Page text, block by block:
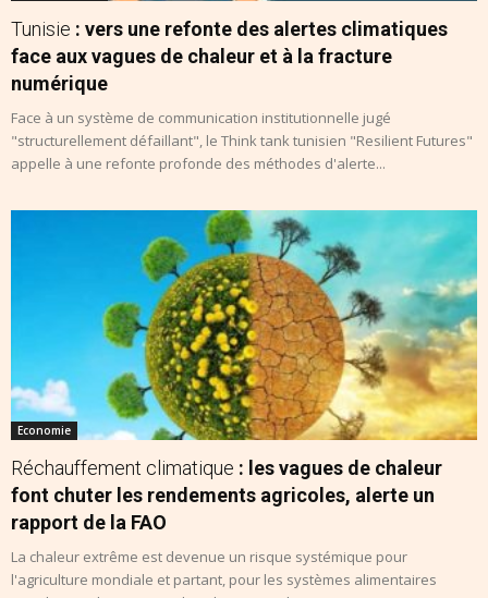
Tunisie : vers une refonte des alertes climatiques
face aux vagues de chaleur et à la fracture
numérique
Face à un système de communication institutionnelle jugé
"structurellement défaillant", le Think tank tunisien "Resilient Futures"
appelle à une refonte profonde des méthodes d'alerte...
Economie
Réchauffement climatique : les vagues de chaleur
font chuter les rendements agricoles, alerte un
rapport de la FAO
La chaleur extrême est devenue un risque systémique pour
l'agriculture mondiale et partant, pour les systèmes alimentaires